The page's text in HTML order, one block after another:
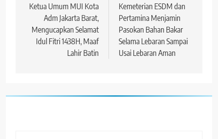
pos
Ketua Umum MUI Kota
Adm Jakarta Barat,
Mengucapkan Selamat
Idul Fitri 1438H, Maaf
Lahir Batin
Kemeterian ESDM dan
Pertamina Menjamin
Pasokan Bahan Bakar
Selama Lebaran Sampai
Usai Lebaran Aman